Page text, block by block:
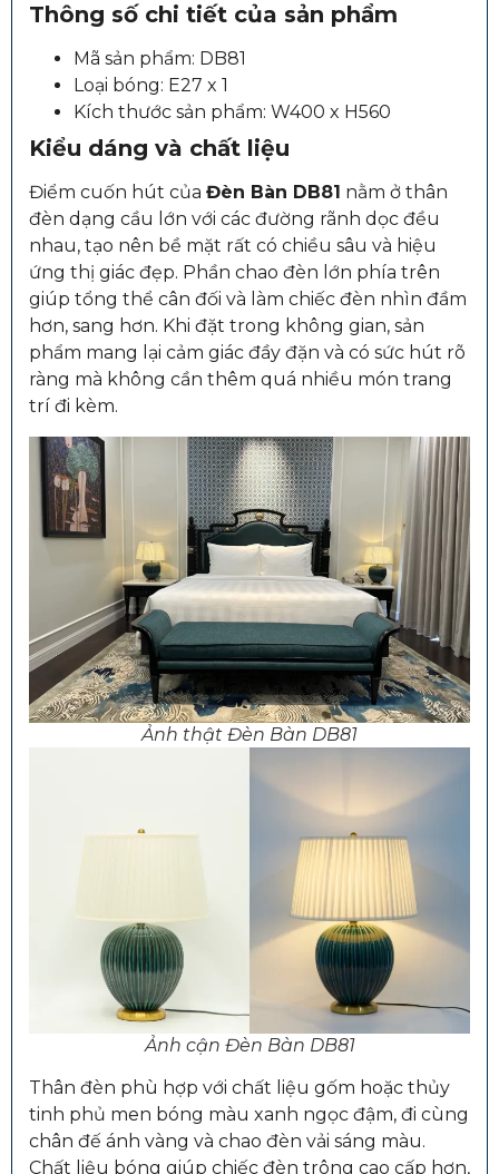
Thông số chi tiết của sản phẩm
Mã sản phẩm: DB81
Loại bóng: E27 x 1
Kích thước sản phẩm: W400 x H560
Kiểu dáng và chất liệu
Điểm cuốn hút của Đèn Bàn DB81 nằm ở thân
đèn dạng cầu lớn với các đường rãnh dọc đều
nhau, tạo nên bề mặt rất có chiều sâu và hiệu
ứng thị giác đẹp. Phần chao đèn lớn phía trên
giúp tổng thể cân đối và làm chiếc đèn nhìn đầm
hơn, sang hơn. Khi đặt trong không gian, sản
phẩm mang lại cảm giác đầy đặn và có sức hút rõ
ràng mà không cần thêm quá nhiều món trang
trí đi kèm.
Ảnh thật Đèn Bàn DB81
Ảnh cận Đèn Bàn DB81
Thân đèn phù hợp với chất liệu gốm hoặc thủy
tinh phủ men bóng màu xanh ngọc đậm, đi cùng
chân đế ánh vàng và chao đèn vải sáng màu.
Chất liệu bóng giúp chiếc đèn trông cao cấp hơn,